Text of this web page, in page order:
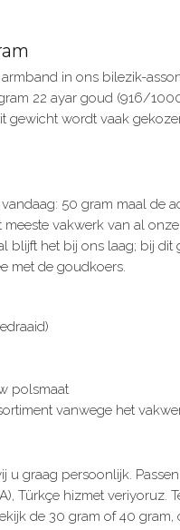
in ons bilezik-
22 ayar goud (916/
gewicht wordt vaak
50 gram maal de
vakwerk van al
blijft het bij ons laag; bij
met de goudkoers.
polsmaat
vanwege het
u graag persoonlijk.
Türkçe hizmet veriyoruz.
de 30 gram of 40